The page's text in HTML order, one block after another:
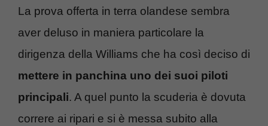
La prova offerta in terra olandese sembra
aver deluso in maniera particolare la
dirigenza della Williams che ha così deciso di
mettere in panchina uno dei suoi piloti
principali. A quel punto la scuderia è dovuta
correre ai ripari e si è messa subito alla